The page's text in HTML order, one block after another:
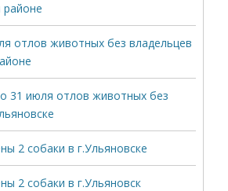
районе
отлов животных без владельцев
31 июля отлов животных без
2 собаки в г.Ульяновске
2 собаки в г.Ульяновск